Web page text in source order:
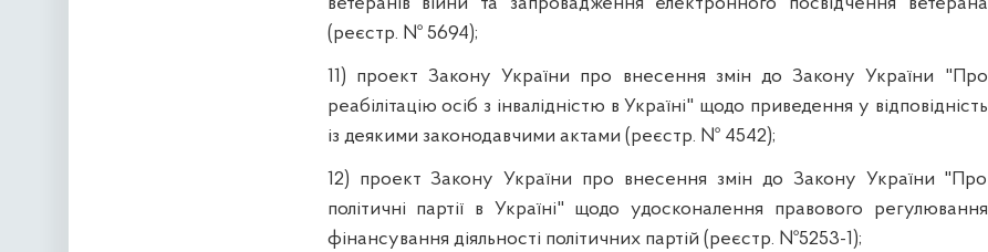
(реєстр. № 5694);
11) проект Закону України про внесення змін до Закону України "Про
реабілітацію осіб з інвалідністю в Україні" щодо приведення у відповідність
із деякими законодавчими актами (реєстр. № 4542);
12) проект Закону України про внесення змін до Закону України "Про
політичні партії в Україні" щодо удосконалення правового регулювання
фінансування діяльності політичних партій (реєстр. №5253-1);